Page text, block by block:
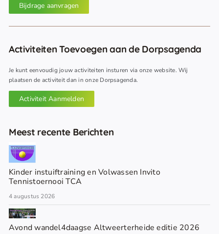
Bijdrage aanvragen
Activiteiten Toevoegen aan de Dorpsagenda
Je kunt eenvoudig jouw activiteiten insturen via onze website. Wij
plaatsen de activiteit dan in onze Dorpsagenda.
Activiteit Aanmelden
Meest recente Berichten
Kinder instuiftraining en Volwassen Invito
Tennistoernooi TCA
4 augustus 2026
Avond wandel4daagse Altweerterheide editie 2026